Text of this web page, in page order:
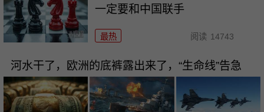
一定要和中国联手
最热 阅读 14743
河水干了，欧洲的底裤露出来了，“生命线”告急